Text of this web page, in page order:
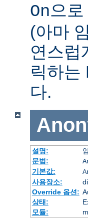
On으
(아마
연스럽
릭하는
다.
설명:
문법:
기본값:
사용장소:
Override 옵션:
상태:
모듈: